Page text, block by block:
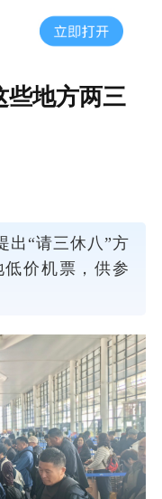
些地方两三
出“请三休八”方
价机票，供参